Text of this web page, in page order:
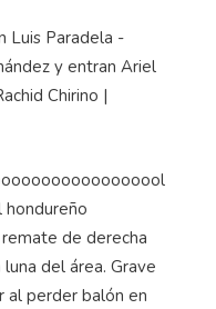
Luis Paradela -
y entran Ariel
Chirino |
de derecha
del área. Grave
al perder balón en